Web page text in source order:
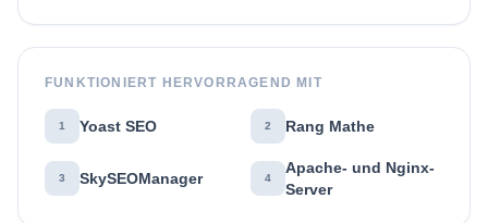
FUNKTIONIERT HERVORRAGEND MIT
1 Yoast SEO 2 Rang Mathe
3 SkySEOManager 4
Apache- und Nginx-
Server